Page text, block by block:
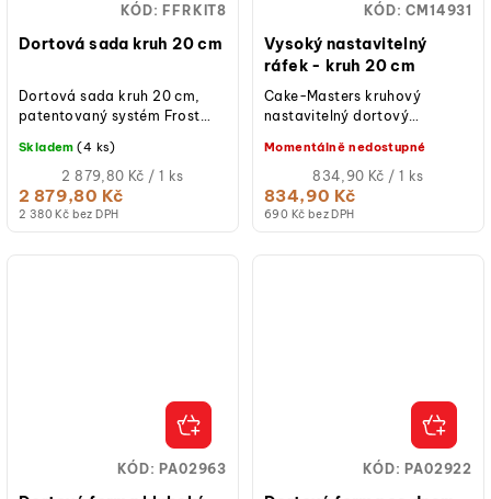
Dortová sada kruh 20 cm
2 380 Kč bez DPH
2 879,80 Kč
Měrná
cena:
2 879,80 Kč / 1 ks
Skladem (4 ks)
Dortová sada kruh 20 cm,
patentovaný systém Frost
korpusů, vhodné pro máslový
krém, ganache,...
KÓD:FFRKIT8
Vysoký nastavitelný
ráfek - kruh 20 cm
690 Kč bez DPH
834,90 Kč
Měrná
cena:
834,90 Kč / 1 ks
Momentálně nedostupné
Cake-Masters kruhový
nastavitelný dortový
pečení dortů nebo při
dohotovení dortů.
KÓD:CM14931
KÓD: PA02963 KÓD: PA02922